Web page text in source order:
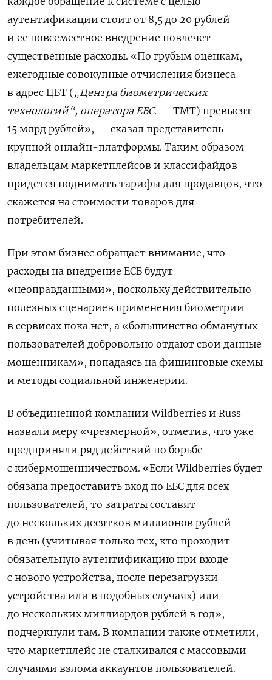
аутентификации стоит от 8,5 до 20 рублей
и ее повсеместное внедрение повлечет
существенные расходы. «По грубым оценкам,
ежегодные совокупные отчисления бизнеса
в адрес ЦБТ („Центра биометрических
технологий“, оператора ЕБС. — TMT) превысят
15 млрд рублей», — сказал представитель
крупной онлайн-платформы. Таким образом
владельцам маркетплейсов и классифайдов
придется поднимать тарифы для продавцов, что
скажется на стоимости товаров для
потребителей.
При этом бизнес обращает внимание, что
расходы на внедрение ЕСБ будут
«неоправданными», поскольку действительно
полезных сценариев применения биометрии
в сервисах пока нет, а «большинство обманутых
пользователей добровольно отдают свои данные
мошенникам», попадаясь на фишинговые схемы
и методы социальной инженерии.
В объединенной компании Wildberries и Russ
назвали меру «чрезмерной», отметив, что уже
предприняли ряд действий по борьбе
с кибермошенничеством. «Если Wildberries будет
обязана предоставить вход по ЕБС для всех
пользователей, то затраты составят
до нескольких десятков миллионов рублей
в день (учитывая только тех, кто проходит
обязательную аутентификацию при входе
с нового устройства, после перезагрузки
устройства или в подобных случаях) или
до нескольких миллиардов рублей в год», —
подчеркнули там. В компании также отметили,
что маркетплейс не сталкивался с массовыми
случаями взлома аккаунтов пользователей.